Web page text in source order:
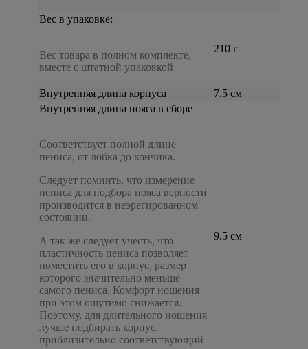
Вес в упаковке:
Вес товара в полном комплекте,
вместе с штатной упаковкой
210 г
Внутренняя длина корпуса
7.5 см
Внутренняя длина пояса в сборе
Соответствует полной длине
пениса, от лобка до кончика.
Следует помнить, что измерение
пениса для подбора пояса верности
производится в неэрегированном
состоянии.
А так же следует учесть, что
пластичность пениса позволяет
поместить его в корпус, размер
которого значительно меньше
самого пениса. Комфорт ношения
при этом ощутимо снижается.
Поэтому, для длительного ношения
лучше подбирать корпус,
приблизительно соответствующий
9.5 см